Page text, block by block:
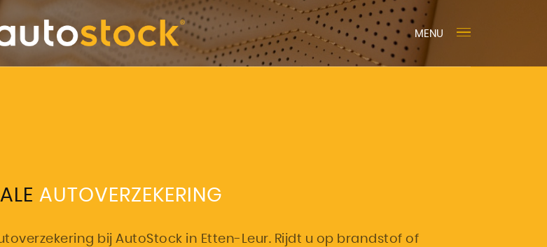
MENU
AUTOVERZEKERING
bij AutoStock in Etten-Leur. Rijdt u op brandstof of